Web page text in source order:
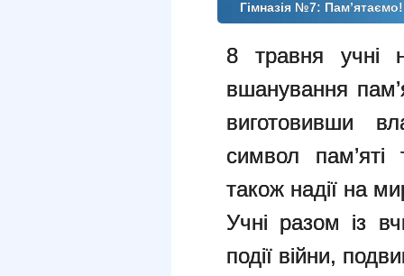
Гімназія №7:
8 травня учні
вшанування
виготовивши
символ
також надії на
Учні разом із
події війни,